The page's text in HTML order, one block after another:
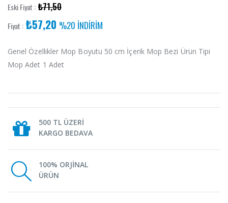
Eski Fiyat : ₺71,50
Fiyat : ₺57,20 %20 İNDİRİM
Genel Özellikler Mop Boyutu 50 cm İçerik Mop Bezi Ürün Tipi
Mop Adet 1 Adet
500 TL ÜZERİ
KARGO BEDAVA
100% ORJİNAL
ÜRÜN